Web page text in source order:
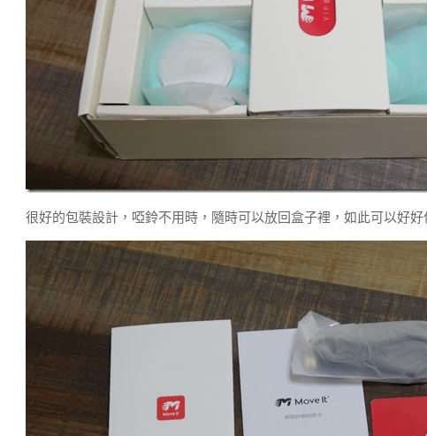
很好的包裝設計，啞鈴不用時，隨時可以放回盒子裡，如此可以好好